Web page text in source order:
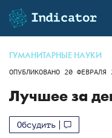
ГУМАНИТАРНЫЕ НАУКИ
ОПУБЛИКОВАНО 20
Лучшее за
Обсудить